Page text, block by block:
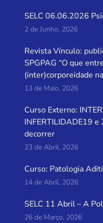
SELC 06.06.2026
2 de Junho, 2026
Revista Vínculo:
SPGPAG “O que
(inter)corporeidade
13 de Maio, 2026
Curso Externo:
INFERTILIDADE19
decorrer
23 de Abril, 2026
Curso: Patologia
14 de Abril, 2026
SELC 11 Abril – A
26 de Março, 2026